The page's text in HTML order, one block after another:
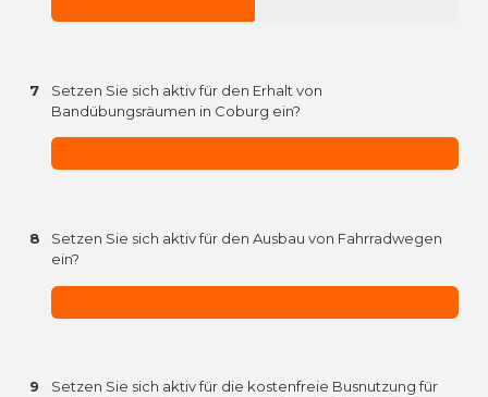
7
Setzen Sie sich aktiv für den Erhalt von
Bandübungsräumen in Coburg ein?
8
Setzen Sie sich aktiv für den Ausbau von Fahrradwegen
ein?
9
Setzen Sie sich aktiv für die kostenfreie Busnutzung für